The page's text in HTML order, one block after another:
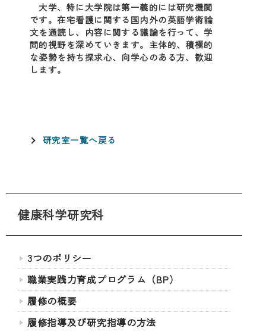
大学、特に大学院は第一義的には研究機関
です。在宅看護に関する国内外の英語学術論
文を通読し、内容に関する議論を行って、学
問的視野を深めていきます。主体的、積極的
な姿勢を持ち探求心、向学心のある方、歓迎
します。
研究室一覧へ戻る
健康科学研究科
3つのポリシー
職業実践力育成プログラム（BP）
履修の概要
履修指導及び研究指導の方法